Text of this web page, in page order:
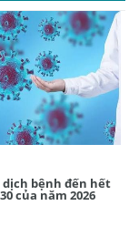
bệnh đến hết
của năm 2026